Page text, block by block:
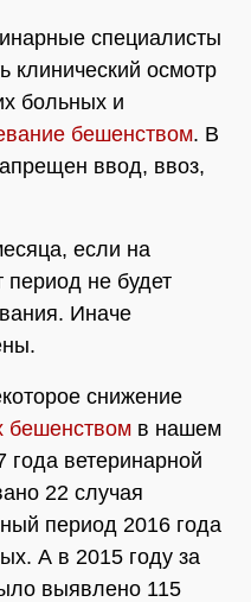
специалисты
клинический осмотр
больных и
бешенством. В
ввод, ввоз,
если на
период не будет
Иначе
снижение
бешенством в нашем
года ветеринарной
22 случая
период 2016 года
А в 2015 году за
выявлено 115